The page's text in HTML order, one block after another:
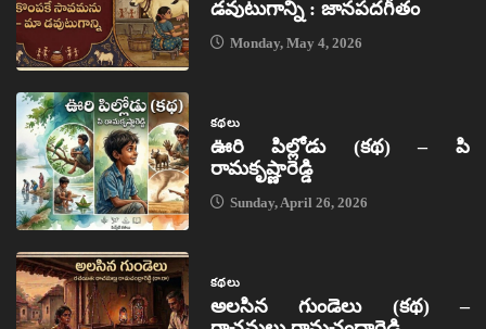
డవుటుగాన్ని : జానపదగీతం
Monday, May 4, 2026
కథలు
ఊరి పిల్లోడు (కథ) – పి
రామకృష్ణారెడ్డి
Sunday, April 26, 2026
కథలు
అలసిన గుండెలు (కథ) –